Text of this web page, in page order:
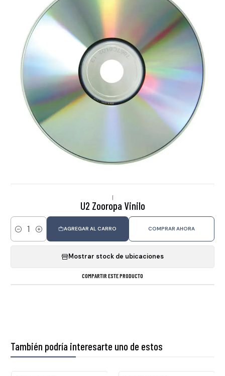
|
U2 Zooropa Vinilo
Cantidad
AGREGAR AL CARRO COMPRAR AHORA
Mostrar stock de ubicaciones
COMPARTIR ESTE PRODUCTO
También podría interesarte uno de estos